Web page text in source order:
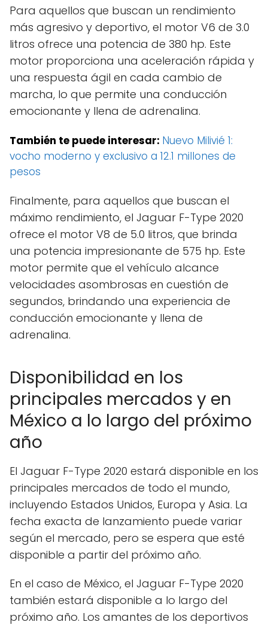
Para aquellos que buscan un rendimiento
más agresivo y deportivo, el motor V6 de 3.0
litros ofrece una potencia de 380 hp. Este
motor proporciona una aceleración rápida y
una respuesta ágil en cada cambio de
marcha, lo que permite una conducción
emocionante y llena de adrenalina.
También te puede interesar: Nuevo Milivié 1:
vocho moderno y exclusivo a 12.1 millones de
pesos
Finalmente, para aquellos que buscan el
máximo rendimiento, el Jaguar F-Type 2020
ofrece el motor V8 de 5.0 litros, que brinda
una potencia impresionante de 575 hp. Este
motor permite que el vehículo alcance
velocidades asombrosas en cuestión de
segundos, brindando una experiencia de
conducción emocionante y llena de
adrenalina.
Disponibilidad en los
principales mercados y en
México a lo largo del próximo
año
El Jaguar F-Type 2020 estará disponible en los
principales mercados de todo el mundo,
incluyendo Estados Unidos, Europa y Asia. La
fecha exacta de lanzamiento puede variar
según el mercado, pero se espera que esté
disponible a partir del próximo año.
En el caso de México, el Jaguar F-Type 2020
también estará disponible a lo largo del
próximo año. Los amantes de los deportivos